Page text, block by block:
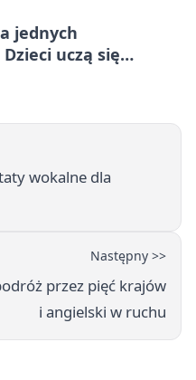
jednych
uczą się
wokalne dla
Następny >>
przez pięć krajów
i angielski w ruchu